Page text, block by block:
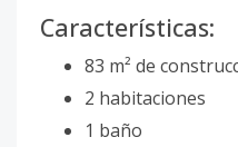
Características:
83 m² de
2 habitaciones
1 baño